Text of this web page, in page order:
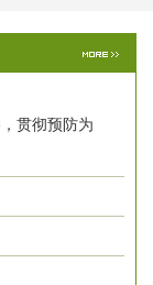
贯彻预防为